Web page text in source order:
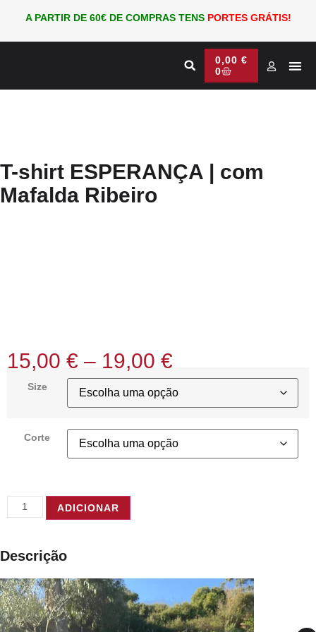
A PARTIR DE 60€ DE COMPRAS TENS PORTES GRÁTIS!
0,00€
0
T-shirt ESPERANÇA | com
Mafalda Ribeiro
15,00 € – 19,00 €
Size
Corte
ADICIONAR
Descrição